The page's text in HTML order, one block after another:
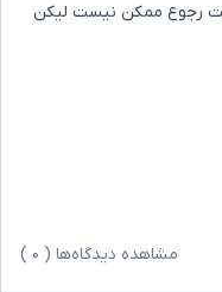
رجوع ممکن نیست لیکن
مشاهده دیدگاه‌ها ( ۰